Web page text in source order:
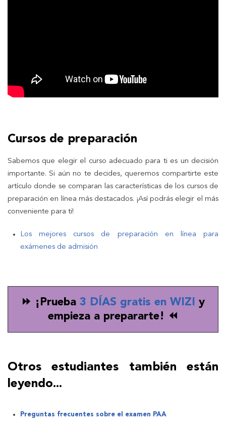
Cursos de preparación
Sabemos que elegir el curso adecuado para ti es un decisión
importante. Si aún no te decides, queremos compartirte este
artículo donde se comparan las características de los cursos de
preparación en línea más destacados. ¡Así podrás elegir el más
conveniente para ti!
Los mejores cursos de preparación en línea para
exámenes de admisión
⏩ ¡Prueba 3 DÍAS gratis en WIZI
y
empieza a prepararte! ⏪
Otros estudiantes también están
leyendo...
Preguntas frecuentes sobre el examen PAA